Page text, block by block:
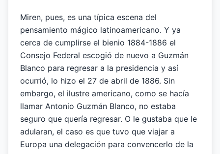
Miren, pues, es una típica escena del
pensamiento mágico latinoamericano. Y ya
cerca de cumplirse el bienio 1884-1886 el
Consejo Federal escogió de nuevo a Guzmán
Blanco para regresar a la presidencia y así
ocurrió, lo hizo el 27 de abril de 1886. Sin
embargo, el ilustre americano, como se hacía
llamar Antonio Guzmán Blanco, no estaba
seguro que quería regresar. O le gustaba que le
adularan, el caso es que tuvo que viajar a
Europa una delegación para convencerlo de la